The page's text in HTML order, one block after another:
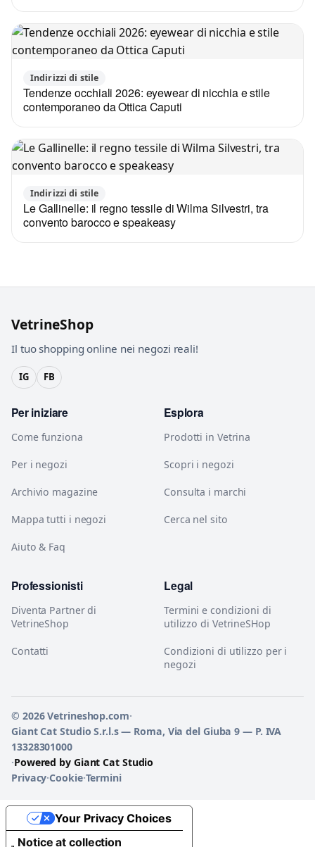
Indirizzi di stile
Tendenze occhiali 2026: eyewear di nicchia e stile
contemporaneo da Ottica Caputi
Indirizzi di stile
Le Gallinelle: il regno tessile di Wilma Silvestri, tra
convento barocco e speakeasy
VetrineShop
Il tuo shopping online nei negozi reali!
IG FB
Per iniziare
Come funziona
Per i negozi
Archivio magazine
Mappa tutti i negozi
Aiuto & Faq
Esplora
Prodotti in Vetrina
Scopri i negozi
Consulta i marchi
Cerca nel sito
Professionisti
Diventa Partner di
VetrineShop
Contatti
Legal
Termini e condizioni di
utilizzo di VetrineSHop
Condizioni di utilizzo per i
negozi
© 2026 Vetrineshop.com·
Giant Cat Studio S.r.l.s — Roma, Via del Giuba 9 — P. IVA
13328301000
·Powered by Giant Cat Studio
Privacy·Cookie·Termini
Notice at collection
Your Privacy Choices